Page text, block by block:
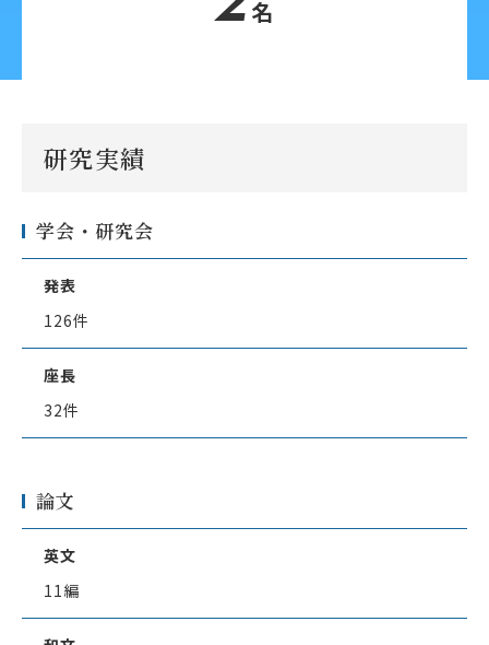
名
研究実績
学会・研究会
発表
126件
座長
32件
論文
英文
11編